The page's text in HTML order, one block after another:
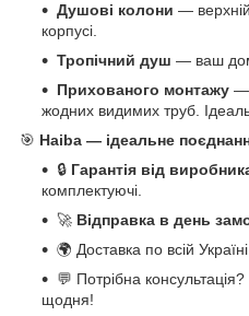
Душові колони —
корпусі.
Тропічний душ — ваш
Прихованого монтажу —
жодних видимих труб.
🎯 Haiba — ідеальне
🔒 Гарантія від
комплектуючі.
🚀 Відправка в день
🌍 Доставка по всій
💬 Потрібна
щодня!